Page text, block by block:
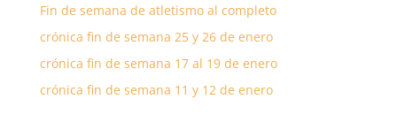
Fin de semana de atletismo al completo
crónica fin de semana 25 y 26 de enero
crónica fin de semana 17 al 19 de enero
crónica fin de semana 11 y 12 de enero